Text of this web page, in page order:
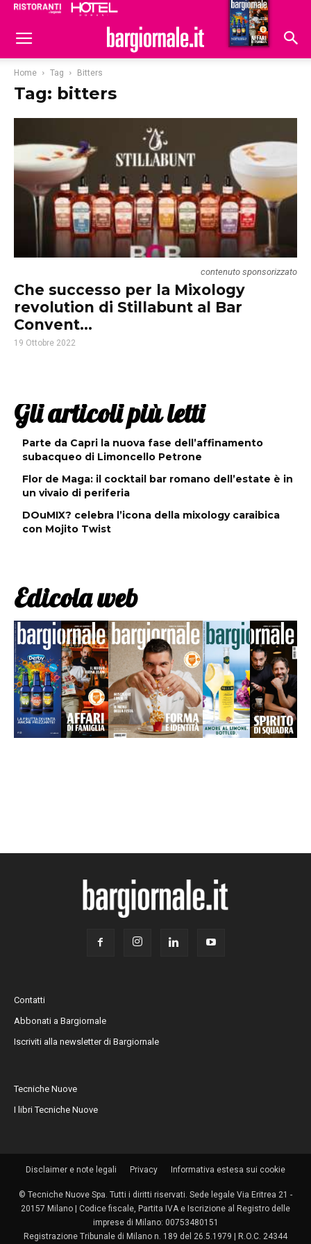
Hoteldomani
Home Tag Bitters
Tag: bitters
contenuto sponsorizzato
Che successo per la Mixology
revolution di Stillabunt al Bar
Convent...
19 Ottobre 2022
Gli articoli più letti
Parte da Capri la nuova fase dell’affinamento
subacqueo di Limoncello Petrone
Flor de Maga: il cocktail bar romano dell’estate è in
un vivaio di periferia
DOuMIX? celebra l’icona della mixology caraibica
con Mojito Twist
Edicola web
Contatti
Abbonati a Bargiornale
Iscriviti alla newsletter di Bargiornale
Tecniche Nuove
I libri Tecniche Nuove
Disclaimer e note legali Privacy Informativa estesa sui cookie
© Tecniche Nuove Spa. Tutti i diritti riservati. Sede legale Via Eritrea 21 -
20157 Milano | Codice fiscale, Partita IVA e Iscrizione al Registro delle
imprese di Milano: 00753480151
Registrazione Tribunale di Milano n. 189 del 26.5.1979 | R.O.C. 24344